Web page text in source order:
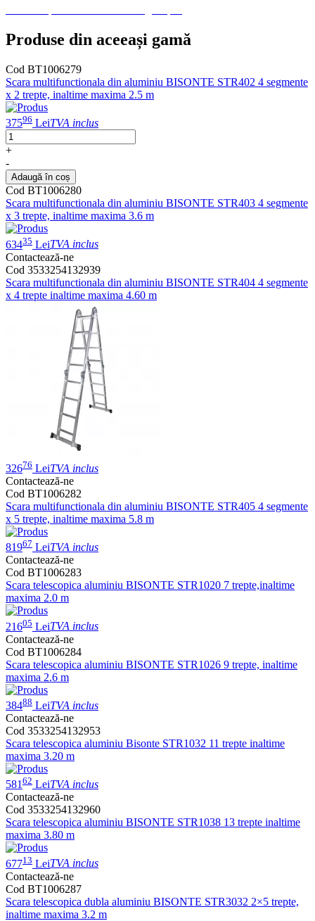
Produse din aceeași gamă
Cod BT1006279
Scara multifunctionala din aluminiu BISONTE STR402 4 segmente
x 2 trepte, inaltime maxima 2.5 m
37596 LeiTVA inclus
+
-
Adaugă în coș
Cod BT1006280
Scara multifunctionala din aluminiu BISONTE STR403 4 segmente
x 3 trepte, inaltime maxima 3.6 m
63435 LeiTVA inclus
Contactează-ne
Cod 3533254132939
Scara multifunctionala din aluminiu BISONTE STR404 4 segmente
x 4 trepte inaltime maxima 4.60 m
32676 LeiTVA inclus
Contactează-ne
Cod BT1006282
Scara multifunctionala din aluminiu BISONTE STR405 4 segmente
x 5 trepte, inaltime maxima 5.8 m
81967 LeiTVA inclus
Contactează-ne
Cod BT1006283
Scara telescopica aluminiu BISONTE STR1020 7 trepte,inaltime
maxima 2.0 m
21605 LeiTVA inclus
Contactează-ne
Cod BT1006284
Scara telescopica aluminiu BISONTE STR1026 9 trepte, inaltime
maxima 2.6 m
38488 LeiTVA inclus
Contactează-ne
Cod 3533254132953
Scara telescopica aluminiu Bisonte STR1032 11 trepte inaltime
maxima 3.20 m
581 62 LeiTVA inclus
Contactează-ne
Cod 3533254132960
Scara telescopica aluminiu BISONTE STR1038 13 trepte inaltime
maxima 3.80 m
67713 LeiTVA inclus
Contactează-ne
Cod BT1006287
Scara telescopica dubla aluminiu BISONTE STR3032 2×5 trepte,
inaltime maxima 3.2 m